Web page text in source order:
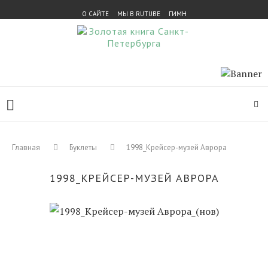
О САЙТЕ МЫ В RUTUBE ГИМН
Главная Буклеты 1998_Крейсер-музей Аврора
1998_КРЕЙСЕР-МУЗЕЙ АВРОРА